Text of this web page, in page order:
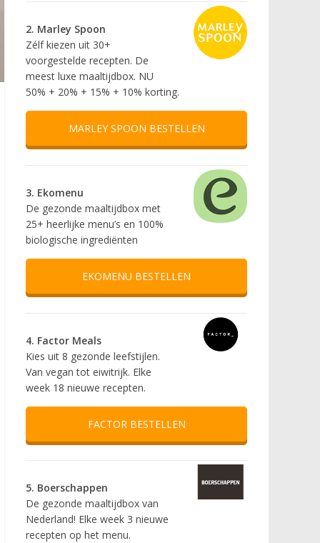
2. Marley Spoon
Zélf kiezen uit 30+
voorgestelde recepten. De
meest luxe maaltijdbox. NU
50% + 20% + 15% + 10% korting.
MARLEY SPOON BESTELLEN
3. Ekomenu
De gezonde maaltijdbox met
25+ heerlijke menu’s en 100%
biologische ingrediënten
EKOMENU BESTELLEN
4. Factor Meals
Kies uit 8 gezonde leefstijlen.
Van vegan tot eiwitrijk. Elke
week 18 nieuwe recepten.
FACTOR BESTELLEN
5. Boerschappen
De gezonde maaltijdbox van
Nederland! Elke week 3 nieuwe
recepten op het menu.